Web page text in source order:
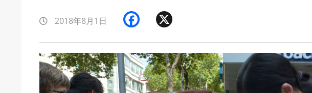
2018年8月1日 Facebook